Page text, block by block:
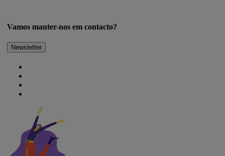
Vamos manter-nos em contacto?
Newsletter